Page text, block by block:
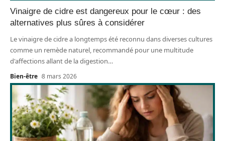
Vinaigre de cidre est dangereux pour le cœur : des
alternatives plus sûres à considérer
Le vinaigre de cidre a longtemps été reconnu dans diverses cultures
comme un remède naturel, recommandé pour une multitude
d'affections allant de la digestion…
Bien-être 8 mars 2026